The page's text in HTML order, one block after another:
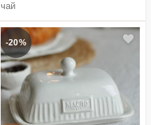
чай
-20%